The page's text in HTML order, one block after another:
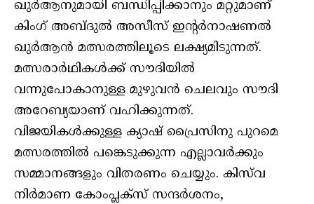
ഖുര്‍ആനുമായി ബന്ധിപ്പിക്കാനും മറ്റുമാണ്
കിംഗ് അബ്ദുല്‍ അസീസ് ഇന്റര്‍നാഷണല്‍
ഖുര്‍ആന്‍ മത്സരത്തിലൂടെ ലക്ഷ്യമിടുന്നത്.
മത്സരാര്‍ഥികള്‍ക്ക് സൗദിയില്‍
വന്നുപോകാനുള്ള മുഴുവന്‍ ചെലവും സൗദി
അറേബ്യയാണ് വഹിക്കുന്നത്.
വിജയികള്‍ക്കുള്ള ക്യാഷ് പ്രൈസിനു പുറമെ
മത്സരത്തില്‍ പങ്കെടുക്കുന്ന എല്ലാവര്‍ക്കും
സമ്മാനങ്ങളും വിതരണം ചെയ്യും. കിസ്‌വ
നിര്‍മാണ കോംപ്ലക്‌സ് സന്ദര്‍ശനം,